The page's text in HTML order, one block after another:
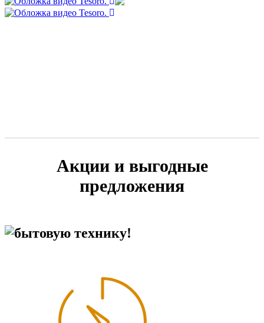
Акции и выгодные
предложения
бытовую технику!